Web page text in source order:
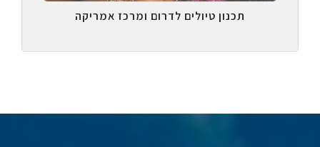
תכנון טיולים לדרום ומרכז אמריקה